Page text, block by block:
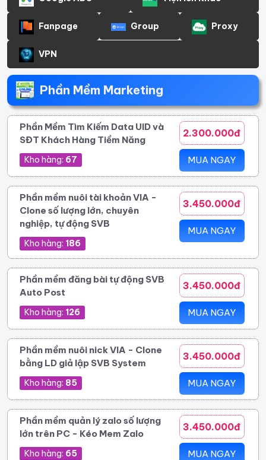
Fanpage Group Proxy
VPN
Phần Mềm Marketing
Phần Mềm Tìm Kiếm Data UID và
SĐT Khách Hàng Tiềm Năng
Kho hàng: 67
2.300.000đ
MUA NGAY
Phần mềm nuôi tài khoản VIA -
Clone số lượng lớn, chuyên
nghiệp, tự động SVB
Kho hàng: 186
3.450.000đ
MUA NGAY
Phần mềm đăng bài tự động SVB
Auto Post
Kho hàng: 126
3.450.000đ
MUA NGAY
Phần mềm nuôi nick VIA - Clone
bằng LD giả lập SVB System
Kho hàng: 85
3.450.000đ
MUA NGAY
Phần mềm quản lý zalo số lượng
lớn trên PC - Kéo Mem Zalo
Kho hàng: 65
3.450.000đ
MUA NGAY